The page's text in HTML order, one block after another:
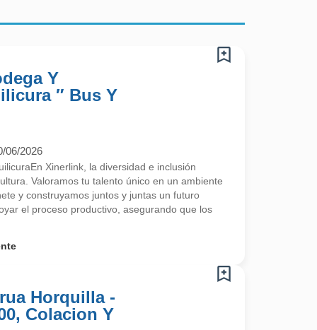
Y
″ Bus Y
06/2026
Xinerlink, la diversidad e inclusión
Valoramos tu talento único en un ambiente
y construyamos juntos y juntas un futuro
el proceso productivo, asegurando que los
Horquilla -
Colacion Y